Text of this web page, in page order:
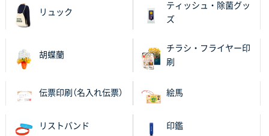
【ポリ袋】特別ご注文ページ
3000枚
昨年利用した時に、納期と金額面でかなり業者さんを
比較して決めさせていただきました。 昨年注文分も、
納期がギリギリだったにも関わらず、丁寧に対応して
対応を頂いており助かっております。
和歌山県S社様
リュック
ティッシュ・除菌グッ
ズ
胡蝶蘭
チラシ・フライヤー印
刷
伝票印刷（名入れ伝票） 絵馬
リストバンド 印鑑